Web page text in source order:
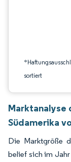
sortiert
Marktanalyse
Südamerika
Die Marktgröße
belief sich im